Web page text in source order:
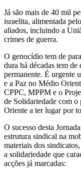
Já são mais de 40 mil
israelita, alimentada
aliados, incluindo a
crimes de guerra.
O genocídio tem de
dura há décadas tem
permanente. É urgente
e a Paz no Médio
CPPC, MPPM e o
de Solidariedade com
Oriente a ter lugar por
O sucesso desta
estrutura sindical na
materiais dos
a solidariedade que
acções já marcadas: